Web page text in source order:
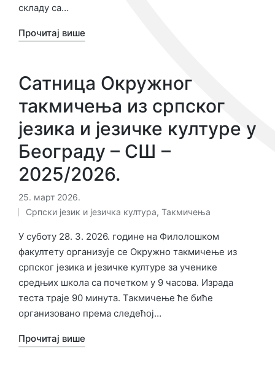
складу са…
Прочитај више
Сатница Окружног
такмичења из српског
језика и језичке културе у
Београду – СШ –
2025/2026.
25. март 2026.
Објављено
у
Српски језик и језичка култура, Такмичења
У суботу 28. 3. 2026. године на Филолошком
факултету организује се Окружно такмичење из
српског језика и језичке културе за ученике
средњих школа са почетком у 9 часова. Израда
теста траје 90 минута. Такмичење ће биће
организовано према следећој…
Прочитај више